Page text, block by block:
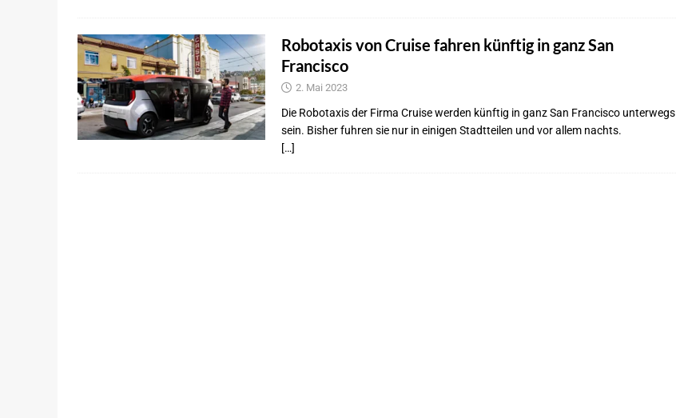
Robotaxis von Cruise fahren künftig in ganz San
Francisco
2. Mai 2023
Die Robotaxis der Firma Cruise werden künftig in ganz San Francisco unterwegs
sein. Bisher fuhren sie nur in einigen Stadtteilen und vor allem nachts.
[…]